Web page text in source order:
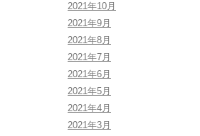
2021年10月
2021年9月
2021年8月
2021年7月
2021年6月
2021年5月
2021年4月
2021年3月